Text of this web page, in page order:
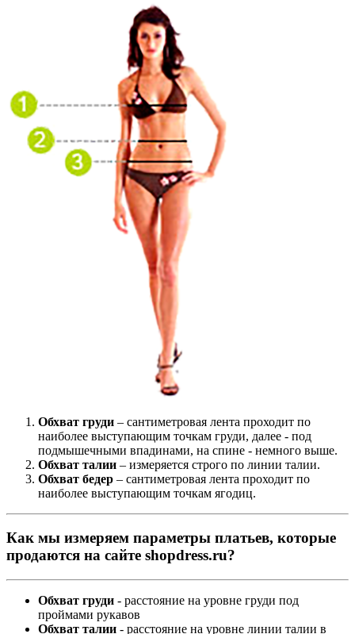
Обхват груди – сантиметровая лента проходит по
наиболее выступающим точкам груди, далее - под
подмышечными впадинами, на спине - немного выше.
Обхват талии – измеряется строго по линии талии.
Обхват бедер – сантиметровая лента проходит по
наиболее выступающим точкам ягодиц.
Как мы измеряем параметры платьев, которые
продаются на сайте shopdress.ru?
Обхват груди - расстояние на уровне груди под
проймами рукавов
Обхват талии - расстояние на уровне линии талии в